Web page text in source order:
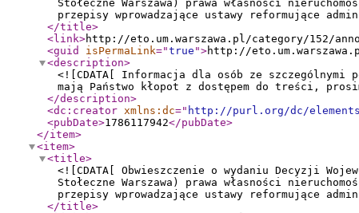
Stołeczne Warszawa) prawa własności
przepisy wprowadzające ustawy reformujące
</title>
<link>http://eto.um.warszawa.pl/category/152/
<guid
isPermaLink="true ">http://
<description>
<![CDATA[ Informacja dla osób ze szczególnymi
mają Państwo kłopot z dostępem do treści,
</description>
<dc:creator xmlns:dc=" http://purl.org/dc/
<pubDate>1786117942</pubDate>
</item>
<item>
<title>
<![CDATA[ Obwieszczenie o wydaniu Decyzji
Stołeczne Warszawa) prawa własności
przepisy wprowadzające ustawy reformujące
</title>